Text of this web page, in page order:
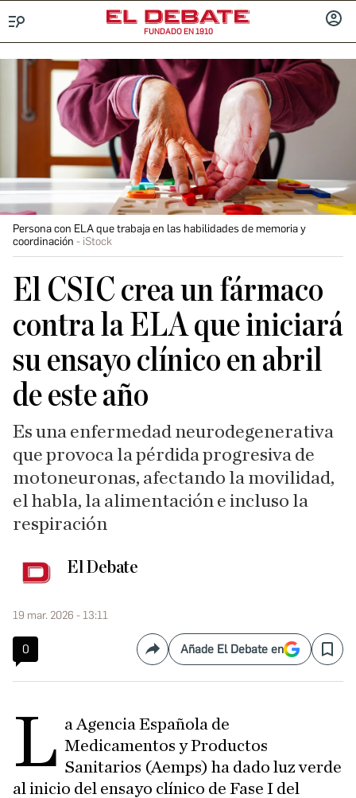
FUNDADO EN 1910
Persona con ELA que trabaja en las habilidades de memoria y
coordinación
iStock
El CSIC crea un fármaco
contra la ELA que iniciará
su ensayo clínico en abril
de este año
Es una enfermedad neurodegenerativa
que provoca la pérdida progresiva de
motoneuronas, afectando la movilidad,
el habla, la alimentación e incluso la
respiración
El Debate
19 mar. 2026 - 13:11
0 CompartirAñade El Debate en Save
L a Agencia Española de
Medicamentos y Productos
Sanitarios (Aemps) ha dado luz verde
al inicio del ensayo clínico de Fase I del